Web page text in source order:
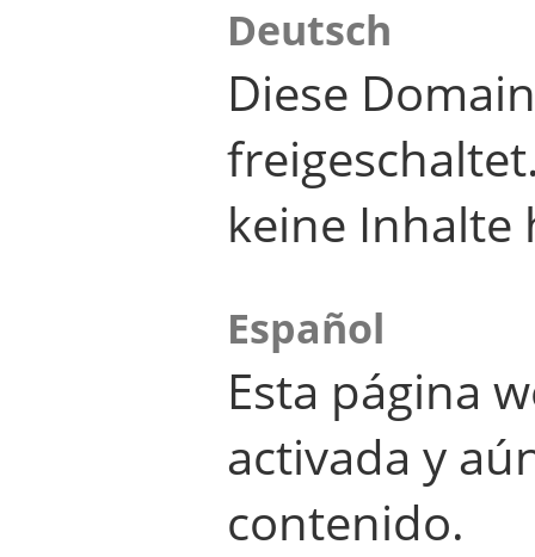
Deutsch
Diese
keine Inhalte
Español
Esta página
activada y
contenido.